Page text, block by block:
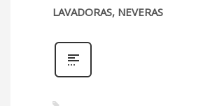
LAVADORAS, NEVERAS